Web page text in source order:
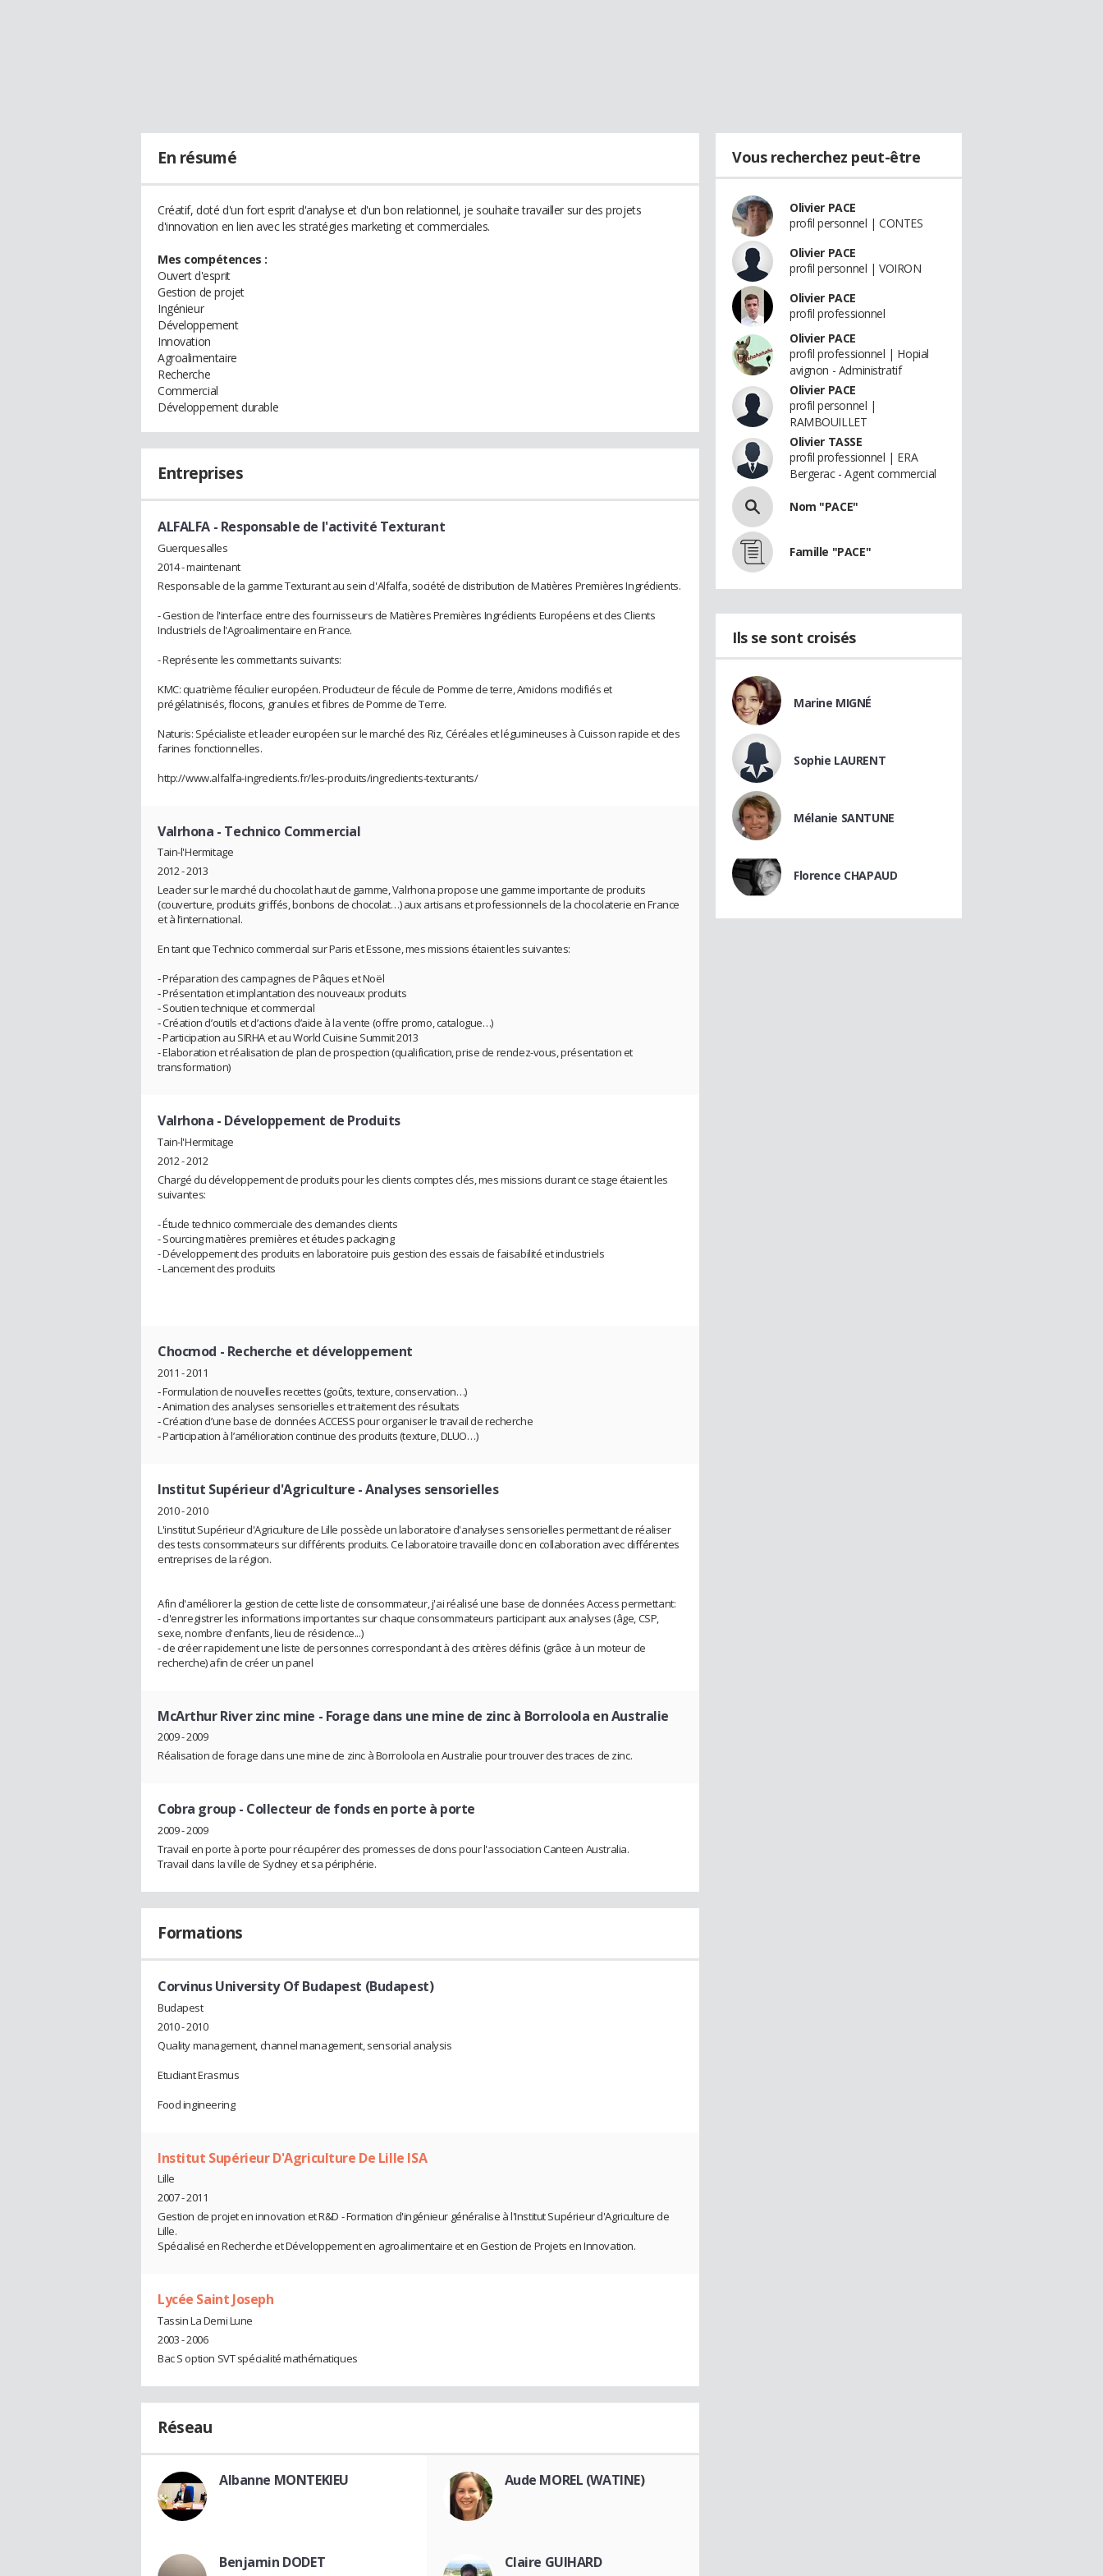
En résumé
Créatif, doté d'un fort esprit d'analyse et d'un bon relationnel, je souhaite travailler sur des projets
d'innovation en lien avec les stratégies marketing et commerciales.
Mes compétences :
Ouvert d'esprit
Gestion de projet
Ingénieur
Développement
Innovation
Agroalimentaire
Recherche
Commercial
Développement durable
Entreprises
ALFALFA - Responsable de l'activité Texturant
Guerquesalles
2014 - maintenant
Responsable de la gamme Texturant au sein d'Alfalfa, société de distribution de Matières Premières Ingrédients.
- Gestion de l'interface entre des fournisseurs de Matières Premières Ingrédients Européens et des Clients
Industriels de l'Agroalimentaire en France.
- Représente les commettants suivants:
KMC: quatrième féculier européen. Producteur de fécule de Pomme de terre, Amidons modifiés et
prégélatinisés, flocons, granules et fibres de Pomme de Terre.
Naturis: Spécialiste et leader européen sur le marché des Riz, Céréales et légumineuses à Cuisson rapide et des
farines fonctionnelles.
http://www.alfalfa-ingredients.fr/les-produits/ingredients-texturants/
Valrhona - Technico Commercial
Tain-l'Hermitage
2012 - 2013
Leader sur le marché du chocolat haut de gamme, Valrhona propose une gamme importante de produits
(couverture, produits griffés, bonbons de chocolat…) aux artisans et professionnels de la chocolaterie en France
et à l’international.
En tant que Technico commercial sur Paris et Essone, mes missions étaient les suivantes:
‐ Préparation des campagnes de Pâques et Noël
‐ Présentation et implantation des nouveaux produits
‐ Soutien technique et commercial
‐ Création d’outils et d’actions d’aide à la vente (offre promo, catalogue…)
‐ Participation au SIRHA et au World Cuisine Summit 2013
- Elaboration et réalisation de plan de prospection (qualification, prise de rendez-vous, présentation et
transformation)
Valrhona - Développement de Produits
Tain-l'Hermitage
2012 - 2012
Chargé du développement de produits pour les clients comptes clés, mes missions durant ce stage étaient les
suivantes:
- Étude technico commerciale des demandes clients
- Sourcing matières premières et études packaging
- Développement des produits en laboratoire puis gestion des essais de faisabilité et industriels
- Lancement des produits
Chocmod - Recherche et développement
2011 - 2011
‐ Formulation de nouvelles recettes (goûts, texture, conservation…)
‐ Animation des analyses sensorielles et traitement des résultats
‐ Création d’une base de données ACCESS pour organiser le travail de recherche
‐ Participation à l’amélioration continue des produits (texture, DLUO…)
Institut Supérieur d'Agriculture - Analyses sensorielles
2010 - 2010
L'institut Supérieur d'Agriculture de Lille possède un laboratoire d'analyses sensorielles permettant de réaliser
des tests consommateurs sur différents produits. Ce laboratoire travaille donc en collaboration avec différentes
entreprises de la région.
Afin d'améliorer la gestion de cette liste de consommateur, j'ai réalisé une base de données Access permettant:
- d'enregistrer les informations importantes sur chaque consommateurs participant aux analyses (âge, CSP,
sexe, nombre d'enfants, lieu de résidence...)
- de créer rapidement une liste de personnes correspondant à des critères définis (grâce à un moteur de
recherche) afin de créer un panel
McArthur River zinc mine - Forage dans une mine de zinc à Borroloola en Australie
2009 - 2009
Réalisation de forage dans une mine de zinc à Borroloola en Australie pour trouver des traces de zinc.
Cobra group - Collecteur de fonds en porte à porte
2009 - 2009
Travail en porte à porte pour récupérer des promesses de dons pour l'association Canteen Australia.
Travail dans la ville de Sydney et sa périphérie.
Formations
Corvinus University Of Budapest (Budapest)
Budapest
2010 - 2010
Quality management, channel management, sensorial analysis
Etudiant Erasmus
Food ingineering
Institut Supérieur D'Agriculture De Lille ISA
Lille
2007 - 2011
Gestion de projet en innovation et R&D - Formation d'ingénieur généralise à l'Institut Supérieur d'Agriculture de
Lille.
Spécialisé en Recherche et Développement en agroalimentaire et en Gestion de Projets en Innovation.
Lycée Saint Joseph
Tassin La Demi Lune
2003 - 2006
Bac S option SVT spécialité mathématiques
Réseau
Albanne MONTEKIEU Aude MOREL (WATINE)
Benjamin DODET Claire GUIHARD
Vous recherchez peut-être
Olivier PACE
profil personnel | CONTES
Olivier PACE
profil personnel | VOIRON
Olivier PACE
profil professionnel
Olivier PACE
profil professionnel | Hopial
avignon - Administratif
Olivier PACE
profil personnel |
RAMBOUILLET
Olivier TASSE
profil professionnel | ERA
Bergerac - Agent commercial
Nom "PACE"
Famille "PACE"
Ils se sont croisés
Marine MIGNÉ
Sophie LAURENT
Mélanie SANTUNE
Florence CHAPAUD